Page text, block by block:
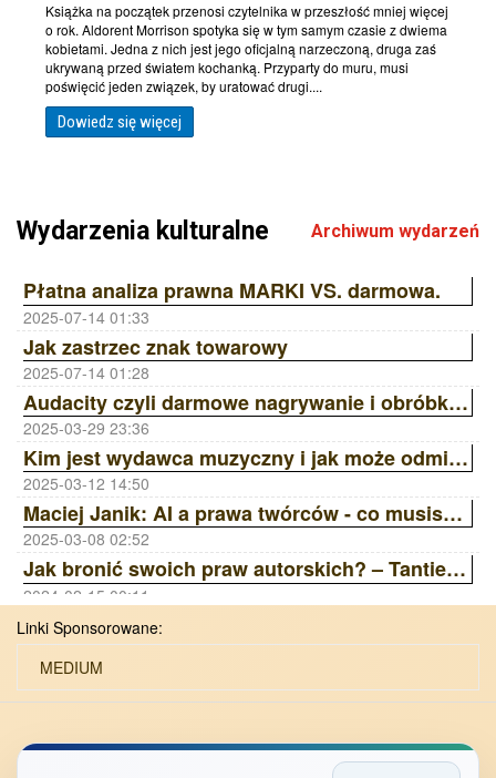
Książka na początek przenosi czytelnika w przeszłość mniej więcej
o rok. Aldorent Morrison spotyka się w tym samym czasie z dwiema
kobietami. Jedna z nich jest jego oficjalną narzeczoną, druga zaś
ukrywaną przed światem kochanką. Przyparty do muru, musi
poświęcić jeden związek, by uratować drugi....
Dowiedz się więcej
Wydarzenia kulturalne Archiwum wydarzeń
Płatna analiza prawna MARKI VS. darmowa.
2025-07-14 01:33
Jak zastrzec znak towarowy
2025-07-14 01:28
Audacity czyli darmowe nagrywanie i obróbka dźwięku
2025-03-29 23:36
Kim jest wydawca muzyczny i jak może odmienić Twoją karierę? | Ania Laskowska Sony Music Publishing ZAiKS Akademia
2025-03-12 14:50
Maciej Janik: AI a prawa twórców - co musisz wiedzieć? Wywiad z prawnikiem | ZAiKS Akademia
2025-03-08 02:52
Jak bronić swoich praw autorskich? – Tantiemy, Licencje, Ai | ZAiKS Akademia
2024-02-15 00:11
Linki Sponsorowane:
MEDIUM